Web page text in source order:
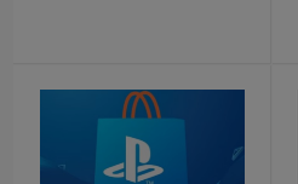
Tablero basket pared